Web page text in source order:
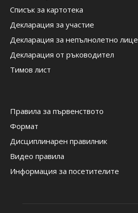
Списък за картотека
Декларация за участие
Декларация за непълнолетно лице
Декларация от ръководител
Тимов лист
Правила за първенството
Формат
Дисциплинарен правилник
Видео правила
Информация за посетителите